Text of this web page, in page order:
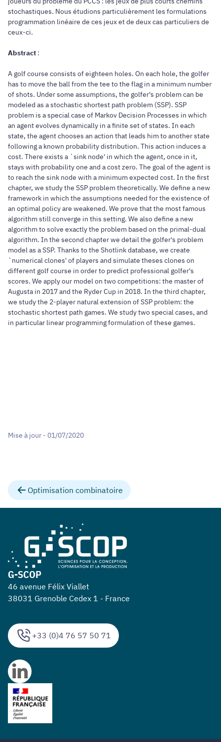
stochastiques. Nous étudions particulièrement les formulations
programmation linéaire de ces jeux et de deux cas particuliers de
ceux-ci.
Abstract :
A golf course consists of eighteen holes. On each hole, the golfer
has to move the ball from the tee to the flag in a minimum number
of shots. Under some assumptions, the golfer's problem can be
modeled as a stochastic shortest path problem (SSP). SSP
problem is a special case of Markov Decision Processes in which
an agent evolves dynamically in a finite set of states. In each
state, the agent chooses an action that leads him to another state
following a known probability distribution. This action induces a
cost. There exists a `sink node' in which the agent, once in it,
stays with probability one and a cost zero. The goal of the agent is
to reach the sink node with a minimum expected cost. In the first
chapter, we study the SSP problem theoretically. We define a new
framework in which the assumptions needed for the existence of
an optimal policy are weakened. We prove that the most famous
algorithm still converge in this setting. We also define a new
algorithm to solve exactly the problem based on the primal-dual
algorithm. In the second chapter we detail the golfer's problem
model as a SSP. Thanks to the Shotlink database, we create
`numerical clones' of players and simulate theses clones on
different golf course in order to predict professional golfer's
scores. We apply our model on two competitions: the master of
Augusta in 2017 and the Ryder Cup in 2018. In the third chapter,
we study the 2-player natural extension of SSP problem: the
stochastic shortest path games. We study two special cases, and
in particular linear programming formulation of these games.
Mise à jour - 01/07/2020
Optimisation combinatoire
+33 (0)4 76 57 50 71
G-SCOP
46 avenue Félix Viallet
38031 Grenoble Cedex 1 - France